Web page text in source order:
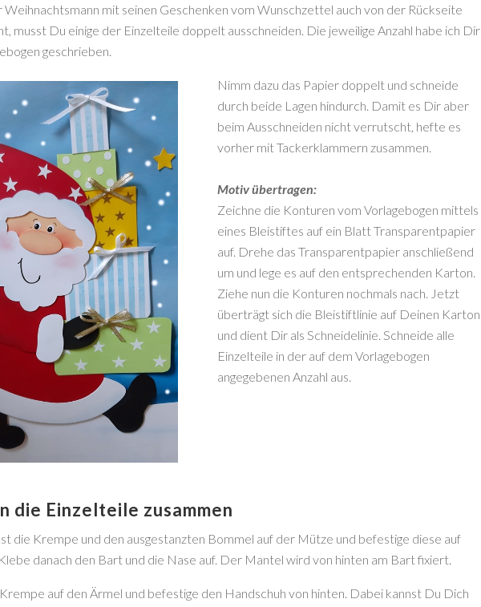
Weihnachtsmann mit seinen Geschenken vom Wunschzettel auch von der Rückseite
musst Du einige der Einzelteile doppelt ausschneiden. Die jeweilige Anzahl habe ich Dir
geschrieben.
Nimm dazu das Papier doppelt und schneide
durch beide Lagen hindurch. Damit es Dir aber
beim Ausschneiden nicht verrutscht, hefte es
vorher mit Tackerklammern zusammen.
Motiv übertragen:
Zeichne die Konturen vom Vorlagebogen mittels
eines Bleistiftes auf ein Blatt Transparentpapier
auf. Drehe das Transparentpapier anschließend
um und lege es auf den entsprechenden Karton.
Ziehe nun die Konturen nochmals nach. Jetzt
überträgt sich die Bleistiftlinie auf Deinen Karton
und dient Dir als Schneidelinie. Schneide alle
Einzelteile in der auf dem Vorlagebogen
angegebenen Anzahl aus.
die Einzelteile zusammen
die Krempe und den ausgestanzten Bommel auf der Mütze und befestige diese auf
danach den Bart und die Nase auf. Der Mantel wird von hinten am Bart fixiert.
auf den Ärmel und befestige den Handschuh von hinten. Dabei kannst Du Dich